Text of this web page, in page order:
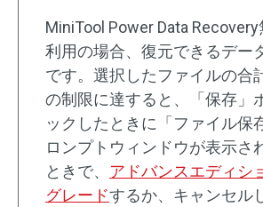
MiniTool Power Data
利用の場合、復元できるデー
です。選択したファイルの合
の制限に達すると、「保存」
ックしたときに「ファイル保
ロンプトウィンドウが表示さ
ときで、 アドバンスエディシ
グレードするか、キャンセル